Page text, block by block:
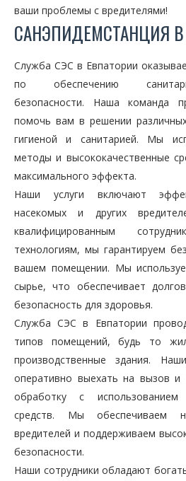
ваши проблемы с вредителями!
САНЭПИДЕМСТАНЦИЯ
Служба СЭС в Евпатории
по обеспечению санитарно-
безопасности. Наша команда
помочь вам в решении
гигиеной и санитарией. Мы
методы и высококачественные
максимального эффекта.
Наши услуги включают
насекомых и других
квалифицированным
технологиям, мы гарантируем
вашем помещении. Мы
сырье, что обеспечивает
безопасность для здоровья.
Служба СЭС в Евпатории
типов помещений, будь то
производственные здания.
оперативно выехать на вызов и
обработку с
средств. Мы обеспечиваем
вредителей и поддерживаем
безопасности.
Наши сотрудники обладают